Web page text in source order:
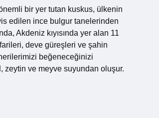
bir yer tutan kuskus, ülkenin
edilen ince bulgur tanelerinden
Akdeniz kıyısında yer alan 11
deve güreşleri ve şahin
beğeneceğinizi
zeytin ve meyve suyundan oluşur.